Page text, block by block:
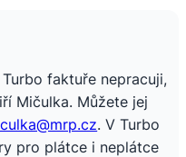
faktuře nepracuji,
Mičulka. Můžete jej
. V Turbo
pro plátce i neplátce